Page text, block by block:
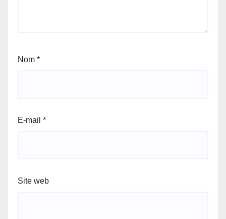
Nom *
E-mail *
Site web